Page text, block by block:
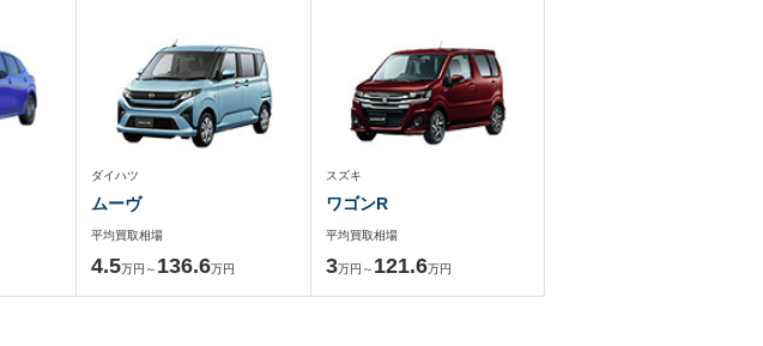
ダイハツ
ムーヴ
平均買取相場
4.5万円～ 136.6万円
スズキ
ワゴンR
平均買取相場
3万円～ 121.6万円